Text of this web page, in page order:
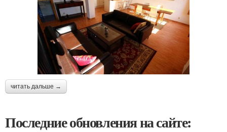
читать дальше →
Последние обновления на сайте: